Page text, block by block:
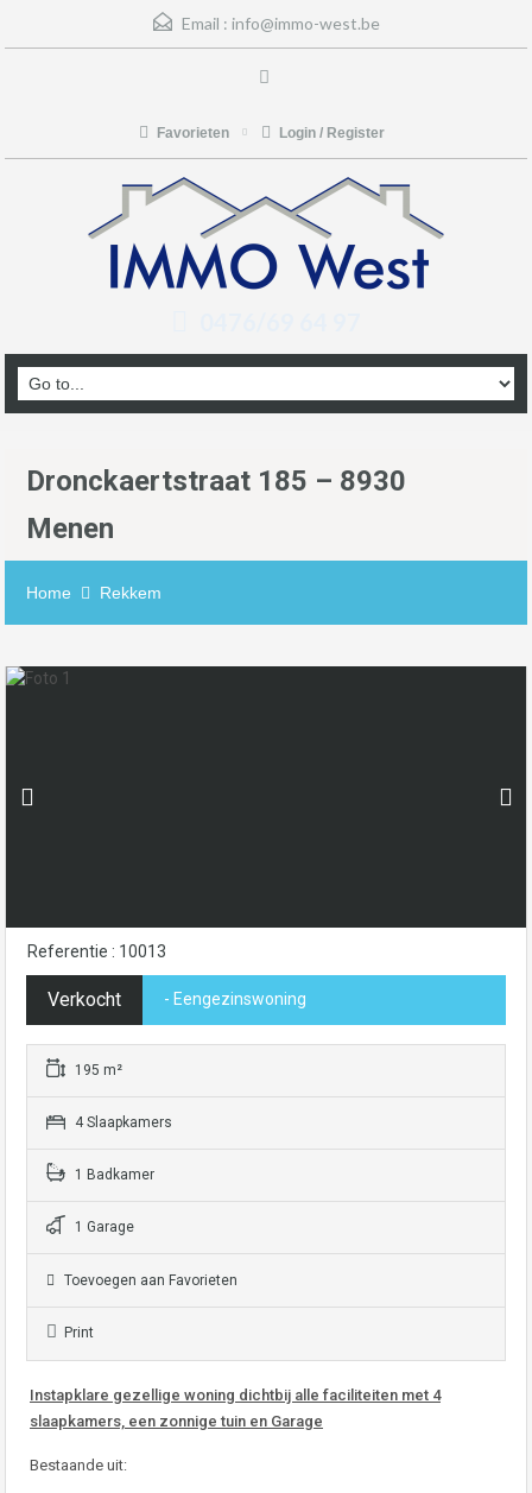
Email : info@immo-west.be
Favorieten Login / Register
Dronckaertstraat 185 – 8930
Menen
Home Rekkem
Referentie : 10013
Verkocht - Eengezinswoning
195 m²
4 Slaapkamers
1 Badkamer
1 Garage
Toevoegen aan Favorieten
Print
Instapklare gezellige woning dichtbij alle faciliteiten met 4
slaapkamers, een zonnige tuin en Garage
Bestaande uit: